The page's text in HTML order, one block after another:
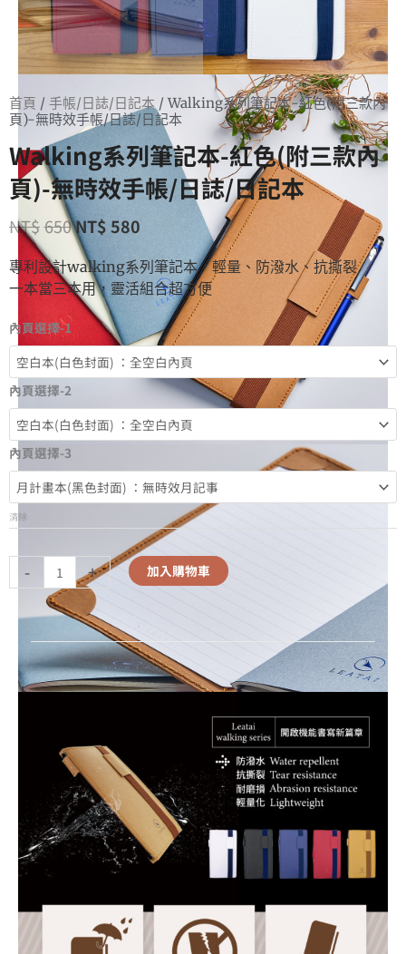
首頁 / 手帳/日誌/日記本 / Walking系列筆記本-紅色(附三款內
頁)-無時效手帳/日誌/日記本
Walking系列筆記本-紅色(附三款內
頁)-無時效手帳/日誌/日記本
NT$650NT$580
專利設計walking系列筆記本，輕量、防潑水、抗撕裂
一本當三本用，靈活組合超方便
內頁選擇-1
內頁選擇-2
內頁選擇-3
清除
- + 加入購物車